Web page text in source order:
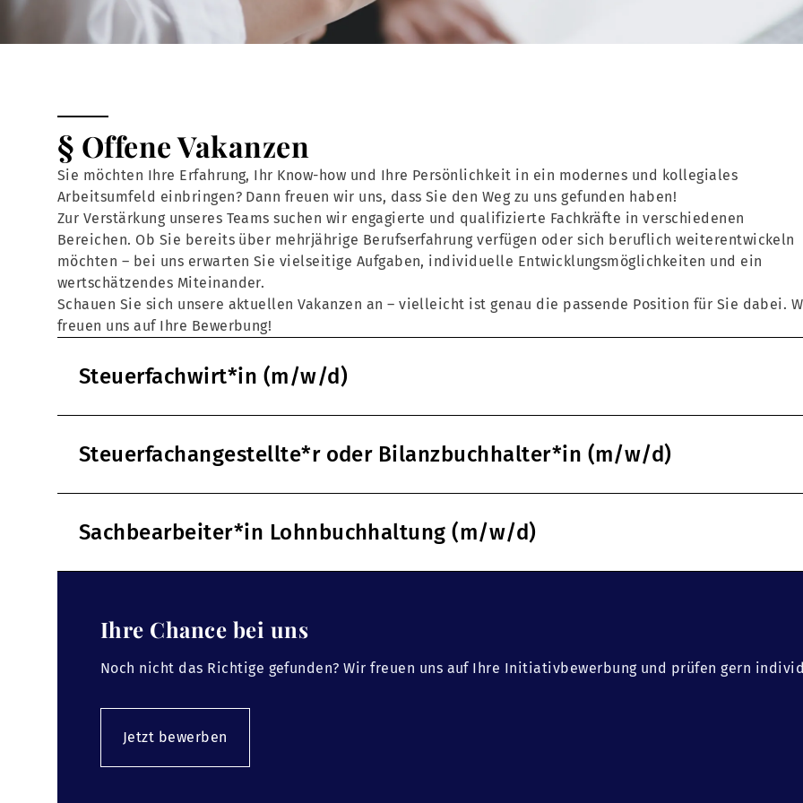
§ Offene Vakanzen
Sie möchten Ihre Erfahrung, Ihr Know-how und Ihre Persönlichkeit in ein modernes und kollegiales
Arbeitsumfeld einbringen? Dann freuen wir uns, dass Sie den Weg zu uns gefunden haben!
Zur Verstärkung unseres Teams suchen wir engagierte und qualifizierte Fachkräfte in verschiedenen
Bereichen. Ob Sie bereits über mehrjährige Berufserfahrung verfügen oder sich beruflich weiterentwickeln
möchten – bei uns erwarten Sie vielseitige Aufgaben, individuelle Entwicklungsmöglichkeiten und ein
wertschätzendes Miteinander.
Schauen Sie sich unsere aktuellen Vakanzen an – vielleicht ist genau die passende Position für Sie dabei.
freuen uns auf Ihre Bewerbung!
Steuerfachwirt*in (m/w/d)
Steuerfachangestellte*r oder Bilanzbuchhalter*in (m/w/d)
Sachbearbeiter*in Lohnbuchhaltung (m/w/d)
Ihre Chance bei uns
Noch nicht das Richtige gefunden? Wir freuen uns auf Ihre Initiativbewerbung und prüfen gern
Jetzt bewerben